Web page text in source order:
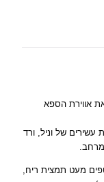
את אווירת הספא
עשירים של וניל, ורד
מעט תמצית ריח,